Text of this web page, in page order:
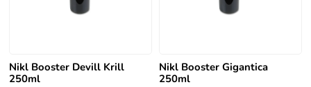
Nikl Booster Devill Krill
250ml
Nikl Booster Gigantica
250ml